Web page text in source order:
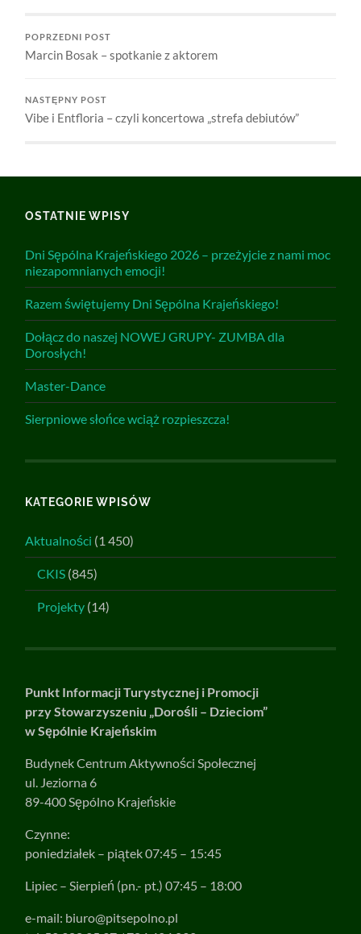
POPRZEDNI POST
Marcin Bosak – spotkanie z aktorem
NASTĘPNY POST
Vibe i Entfloria – czyli koncertowa „strefa debiutów”
OSTATNIE WPISY
Dni Sępólna Krajeńskiego 2026 – przeżyjcie z nami moc
niezapomnianych emocji!
Razem świętujemy Dni Sępólna Krajeńskiego!
Dołącz do naszej NOWEJ GRUPY- ZUMBA dla
Dorosłych!
Master-Dance
Sierpniowe słońce wciąż rozpieszcza!
KATEGORIE WPISÓW
Aktualności (1 450)
CKIS (845)
Projekty (14)
Punkt Informacji Turystycznej i Promocji
przy Stowarzyszeniu „Dorośli – Dzieciom”
w Sępólnie Krajeńskim
Budynek Centrum Aktywności Społecznej
ul. Jeziorna 6
89-400 Sępólno Krajeńskie
Czynne:
poniedziałek – piątek 07:45 – 15:45
Lipiec – Sierpień (pn.- pt.) 07:45 – 18:00
e-mail: biuro@pitsepolno.pl